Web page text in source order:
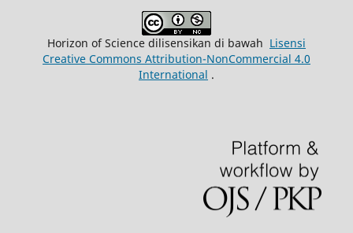
Horizon of Science dilisensikan di bawah Lisensi
Creative Commons Attribution-NonCommercial 4.0
International .